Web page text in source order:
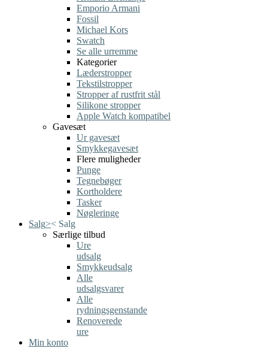
Emporio Armani
Fossil
Michael Kors
Swatch
Se alle urremme
Kategorier
Læderstropper
Tekstilstropper
Stropper af rustfrit stål
Silikone stropper
Apple Watch kompatibel
Gavesæt
Ur gavesæt
Smykkegavesæt
Flere muligheder
Punge
Tegnebøger
Kortholdere
Tasker
Nøgleringe
Salg>< Salg
Særlige tilbud
Ure
udsalg
Smykkeudsalg
Alle
udsalgsvarer
Alle
rydningsgenstande
Renoverede
ure
Min konto